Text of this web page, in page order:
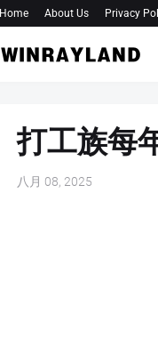
Home About Us Privacy
打工族每
八月 08, 2025